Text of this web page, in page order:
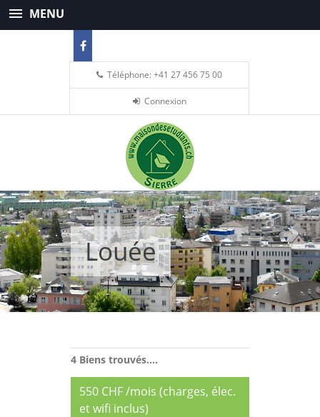
MENU
Téléphone: +41 27 456 75 00
Connexion
Louée
4 Biens trouvés....
550 CHF /mois (charges, élec.
et wifi inclus)